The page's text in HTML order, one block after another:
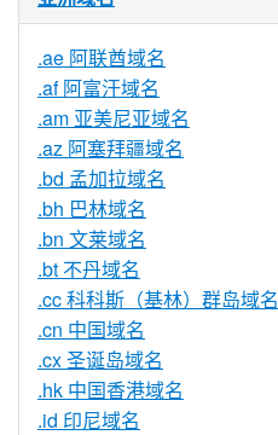
.ae 阿联酋域名
.af 阿富汗域名
.am 亚美尼亚域名
.az 阿塞拜疆域名
.bd 孟加拉域名
.bh 巴林域名
.bn 文莱域名
.bt 不丹域名
.cc 科科斯（基林）群岛域名
.cn 中国域名
.cx 圣诞岛域名
.hk 中国香港域名
.id 印尼域名